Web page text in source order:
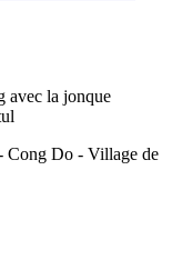
avec la jonque
Cong Do - Village de